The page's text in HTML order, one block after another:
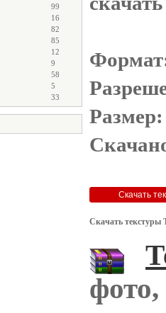
99
16
82
85
12
9
58
5
33
Скачать текстуры